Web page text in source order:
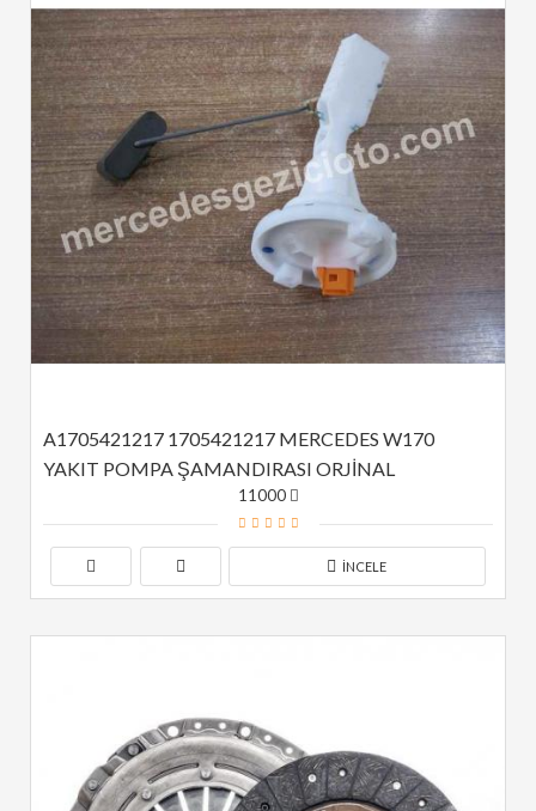
A1705421217 1705421217 MERCEDES W170
YAKIT POMPA ŞAMANDIRASI ORJİNAL
11000
İNCELE